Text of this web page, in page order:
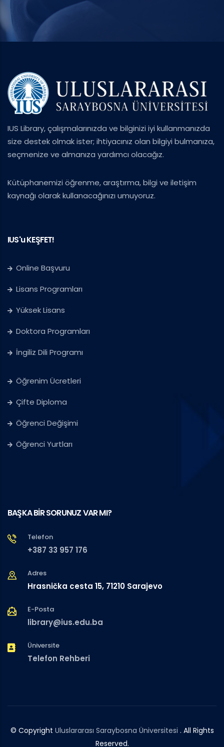
IUS Library, çalışmalarınızda ve bilginizi iyi kullanmanızda
size destek olmak ister; ihtiyacınız olan bilgiyi bulmanıza,
seçmenize ve almanıza yardımcı olacağız.
Kütüphanemizi öğrenme, araştırma, bilgi ve iletişim
kaynağı olarak kullanacağınızı umuyoruz.
IUS'u KEŞFET!
Online Başvuru
Lisans Programları
Yüksek Lisans
Doktora Programları
İngiliz Dili Programı
Öğrenim Ücretleri
Çifte Diploma
Öğrenci Değişimi
Öğrenci Yurtları
BAŞKA BİR SORUNUZ VAR MI?
Telefon
+387 33 957 176
Adres
Hrasnička cesta 15, 71210 Sarajevo
E-Posta
library@ius.edu.ba
Üniversite
Telefon Rehberi
© Copyright Uluslararası Saraybosna Üniversitesi . All Rights
Reserved.